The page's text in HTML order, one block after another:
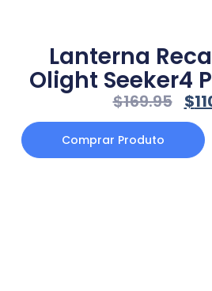
Lanterna
Olight Seeker4
$169.95 $
Comprar Produto